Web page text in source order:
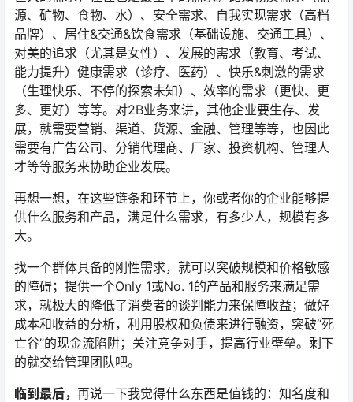
源、矿物、食物、水）、安全需求、自我实现需求（高档
品牌）、居住&交通&饮食需求（基础设施、交通工具）、
对美的追求（尤其是女性）、发展的需求（教育、考试、
能力提升）健康需求（诊疗、医药）、快乐&刺激的需求
（生理快乐、不停的探索未知）、效率的需求（更快、更
多、更好）等等。对2B业务来讲，其他企业要生存、发
展，就需要营销、渠道、货源、金融、管理等等，也因此
需要有广告公司、分销代理商、厂家、投资机构、管理人
才等等服务来协助企业发展。
再想一想，在这些链条和环节上，你或者你的企业能够提
供什么服务和产品，满足什么需求，有多少人，规模有多
大。
找一个群体具备的刚性需求，就可以突破规模和价格敏感
的障碍；提供一个Only 1或No. 1的产品和服务来满足需
求，就极大的降低了消费者的谈判能力来保障收益；做好
成本和收益的分析，利用股权和负债来进行融资，突破“死
亡谷”的现金流陷阱；关注竞争对手，提高行业壁垒。剩下
的就交给管理团队吧。
临到最后， 再说一下我觉得什么东西是值钱的：知名度和